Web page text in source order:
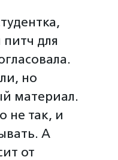
для
но
материал.
не так, и
А
от